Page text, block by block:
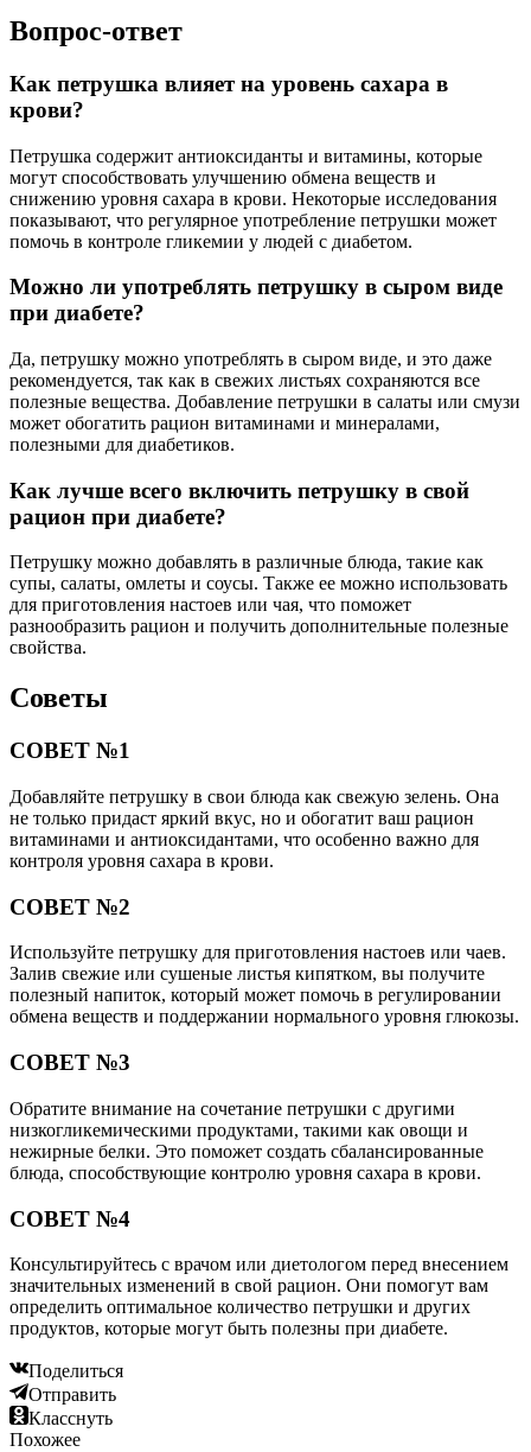
Вопрос-ответ
Как петрушка влияет на уровень сахара в
крови?
Петрушка содержит антиоксиданты и витамины, которые
могут способствовать улучшению обмена веществ и
снижению уровня сахара в крови. Некоторые исследования
показывают, что регулярное употребление петрушки может
помочь в контроле гликемии у людей с диабетом.
Можно ли употреблять петрушку в сыром виде
при диабете?
Да, петрушку можно употреблять в сыром виде, и это даже
рекомендуется, так как в свежих листьях сохраняются все
полезные вещества. Добавление петрушки в салаты или смузи
может обогатить рацион витаминами и минералами,
полезными для диабетиков.
Как лучше всего включить петрушку в свой
рацион при диабете?
Петрушку можно добавлять в различные блюда, такие как
супы, салаты, омлеты и соусы. Также ее можно использовать
для приготовления настоев или чая, что поможет
разнообразить рацион и получить дополнительные полезные
свойства.
Советы
СОВЕТ №1
Добавляйте петрушку в свои блюда как свежую зелень. Она
не только придаст яркий вкус, но и обогатит ваш рацион
витаминами и антиоксидантами, что особенно важно для
контроля уровня сахара в крови.
СОВЕТ №2
Используйте петрушку для приготовления настоев или чаев.
Залив свежие или сушеные листья кипятком, вы получите
полезный напиток, который может помочь в регулировании
обмена веществ и поддержании нормального уровня глюкозы.
СОВЕТ №3
Обратите внимание на сочетание петрушки с другими
низкогликемическими продуктами, такими как овощи и
нежирные белки. Это поможет создать сбалансированные
блюда, способствующие контролю уровня сахара в крови.
СОВЕТ №4
Консультируйтесь с врачом или диетологом перед внесением
значительных изменений в свой рацион. Они помогут вам
определить оптимальное количество петрушки и других
продуктов, которые могут быть полезны при диабете.
Поделиться
Отправить
Класснуть
Похожее